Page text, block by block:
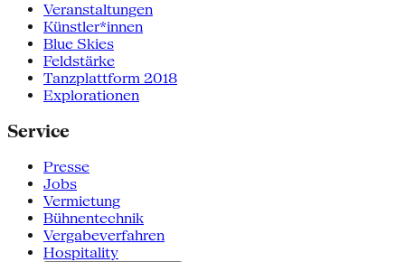
Veranstaltungen
Künstler*innen
Blue Skies
Feldstärke
Tanzplattform 2018
Explorationen
Service
Presse
Jobs
Vermietung
Bühnentechnik
Vergabeverfahren
Hospitality